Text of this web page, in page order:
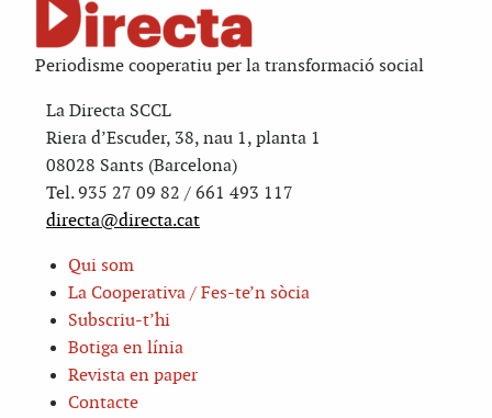
Periodisme cooperatiu per la transformació social
La Directa SCCL
Riera d’Escuder, 38, nau 1, planta 1
08028 Sants (Barcelona)
Tel. 935 27 09 82 / 661 493 117
directa@directa.cat
Qui som
La Cooperativa / Fes-te’n sòcia
Subscriu-t’hi
Botiga en línia
Revista en paper
Contacte